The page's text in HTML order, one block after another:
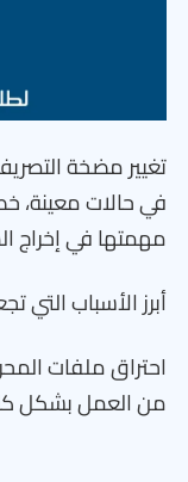
تغيير مضخة
في حالات معينة،
مهمتها في إخراج
أبرز الأسباب التي
احتراق ملفات
من العمل بشكل